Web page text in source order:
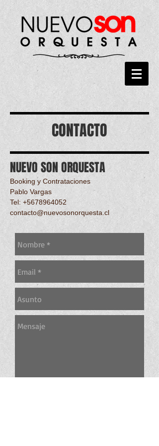
CONTACTO
NUEVO SON ORQUESTA
Booking y Contrataciones
Pablo Vargas
Tel: +5678964052
contacto@nuevosonorquesta.cl